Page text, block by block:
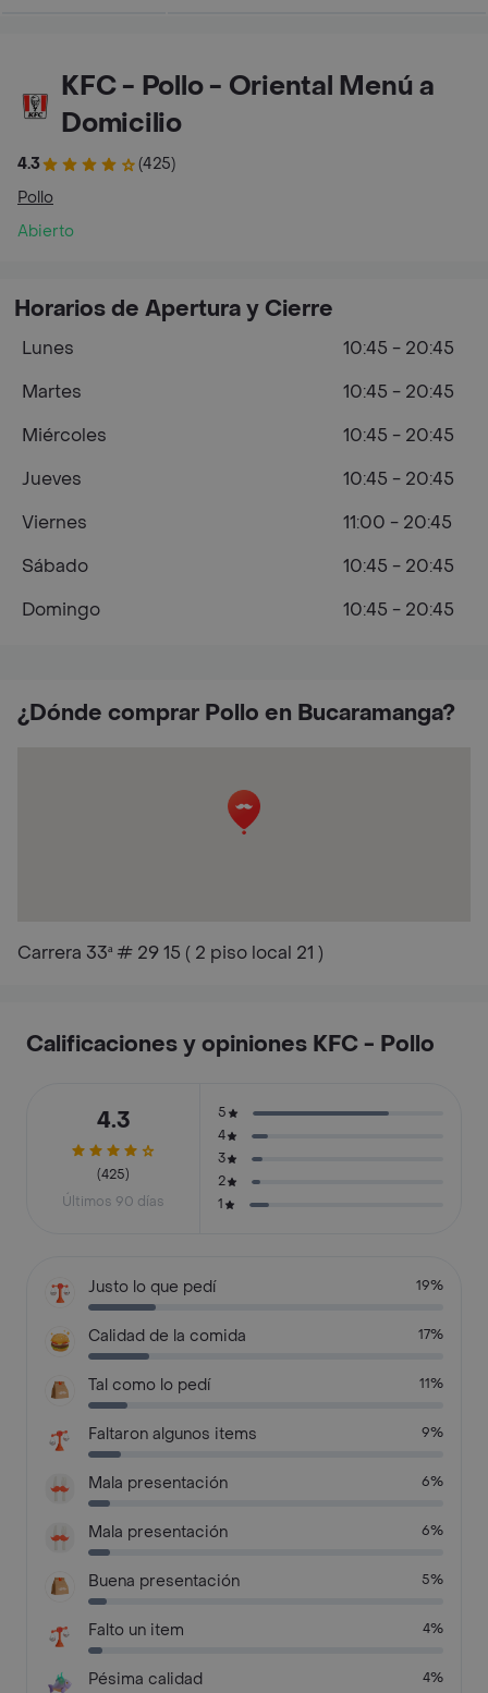
KFC - Pollo - Oriental Menú a
Domicilio
4.3
(425)
Pollo
Abierto
¿Dónde comprar Pollo en Bucaramanga?
Carrera 33ª # 29 15 ( 2 piso local 21 )
Horarios de Apertura y Cierre
Lunes
10:45 - 20:45
Martes
10:45 - 20:45
Miércoles
10:45 - 20:45
Jueves
10:45 - 20:45
Viernes
11:00 - 20:45
Sábado
10:45 - 20:45
Domingo
10:45 - 20:45
Calificaciones y opiniones KFC - Pollo
4.3
(425)
Últimos 90 días
5
4
3
2
1
Justo lo que pedí 19%
Calidad de la comida 17%
Tal como lo pedí 11%
Faltaron algunos items 9%
Mala presentación 6%
Mala presentación 6%
Buena presentación 5%
Falto un item 4%
Pésima calidad 4%